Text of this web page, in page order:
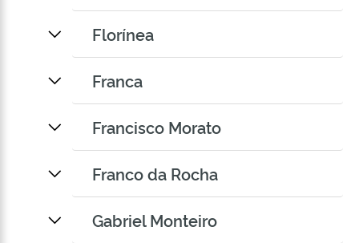
Florínea
Franca
Francisco Morato
Franco da Rocha
Gabriel Monteiro